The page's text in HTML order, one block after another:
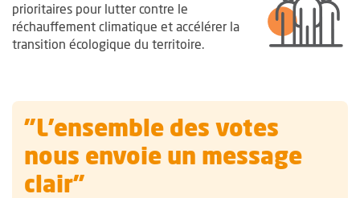
prioritaires pour lutter contre le
réchauffement climatique et accélérer la
transition écologique du territoire.
"L'ensemble des votes
nous envoie un message
clair"